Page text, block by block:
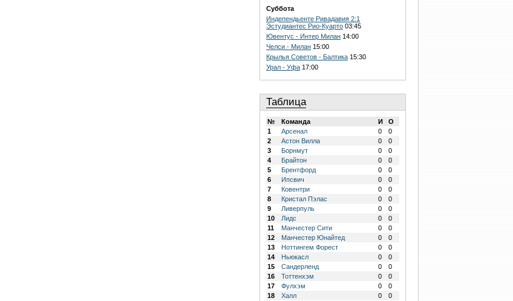
Суббота
Индепендьенте Ривадавия 2:1
Эстудиантес Рио-Куарто 03:45
Ювентус - Интер Милан 14:00
Челси - Милан 15:00
Крылья Советов - Балтика 15:30
Урал - Уфа 17:00
Таблица
№ Команда И
О
1
Арсенал 0
0
2
Астон Вилла 0
0
3
Борнмут 0
0
4
Брайтон 0
0
5
Брентфорд 0
0
6
Ипсвич 0
0
7
Ковентри 0
0
8
Кристал Пэлас 0
0
9
Ливерпуль 0
0
10
Лидс 0
0
11
Манчестер Сити 0
0
12
Манчестер Юнайтед 0
0
13
Ноттингем Форест 0
0
14
Ньюкасл 0
0
15
Сандерленд 0
0
16
Тоттенхэм 0
0
17
Фулхэм 0
0
18
Халл 0
0